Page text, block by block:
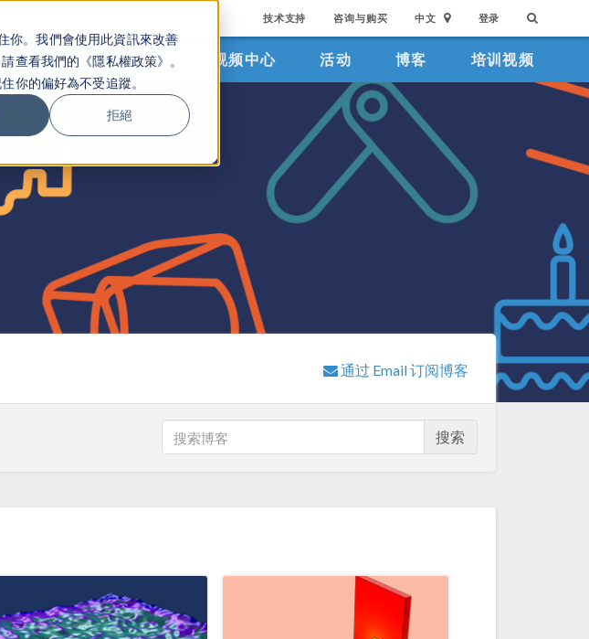
你。我們會使用此資訊來改善
查看我們的《隱私權政策》。
你的偏好為不受追蹤。
拒絕
技术支持 咨询与购买 中文 登录
产品 行业应用 视频中心 活动 博客 培训视频
通过 Email 订阅博客
搜索